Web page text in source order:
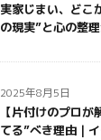
実家じまい、どこ
の現実”と心の整
2025年8月5日
【片付けのプロ
てる”べき理由｜